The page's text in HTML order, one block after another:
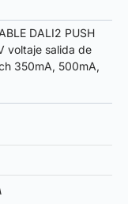
DALI2 PUSH
voltaje salida de
350mA, 500mA,